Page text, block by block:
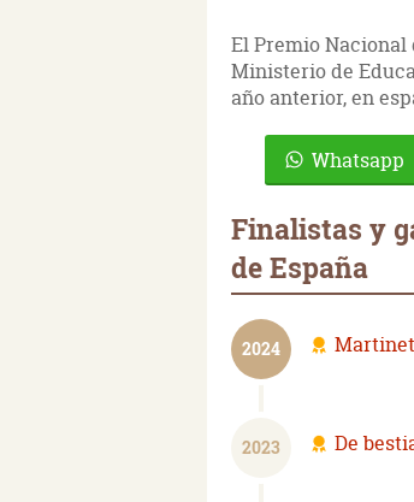
El Premio
Ministerio de
año anterior, en
Whatsapp
Finalistas y
de España
2024
2023 De